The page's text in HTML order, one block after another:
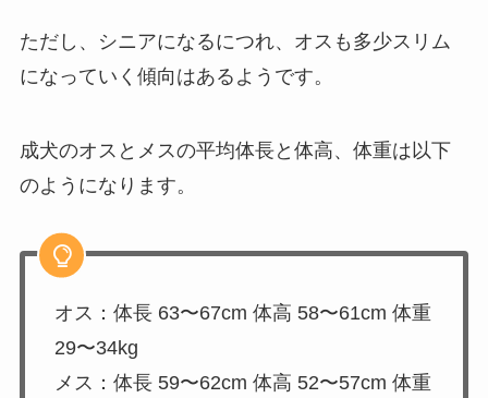
ただし、シニアになるにつれ、オスも多少スリム
になっていく傾向はあるようです。
成犬のオスとメスの平均体長と体高、体重は以下
のようになります。
オス：体長 63〜67cm 体高 58〜61cm 体重
29〜34kg
メス：体長 59〜62cm 体高 52〜57cm 体重